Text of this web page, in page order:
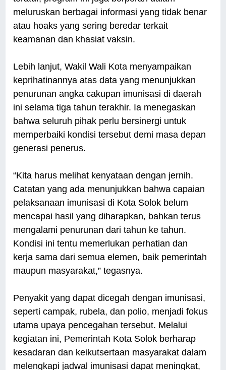
meluruskan berbagai informasi yang tidak benar
atau hoaks yang sering beredar terkait
keamanan dan khasiat vaksin.
Lebih lanjut, Wakil Wali Kota menyampaikan
keprihatinannya atas data yang menunjukkan
penurunan angka cakupan imunisasi di daerah
ini selama tiga tahun terakhir. Ia menegaskan
bahwa seluruh pihak perlu bersinergi untuk
memperbaiki kondisi tersebut demi masa depan
generasi penerus.
“Kita harus melihat kenyataan dengan jernih.
Catatan yang ada menunjukkan bahwa capaian
pelaksanaan imunisasi di Kota Solok belum
mencapai hasil yang diharapkan, bahkan terus
mengalami penurunan dari tahun ke tahun.
Kondisi ini tentu memerlukan perhatian dan
kerja sama dari semua elemen, baik pemerintah
maupun masyarakat,” tegasnya.
Penyakit yang dapat dicegah dengan imunisasi,
seperti campak, rubela, dan polio, menjadi fokus
utama upaya pencegahan tersebut. Melalui
kegiatan ini, Pemerintah Kota Solok berharap
kesadaran dan keikutsertaan masyarakat dalam
melengkapi jadwal imunisasi dapat meningkat,